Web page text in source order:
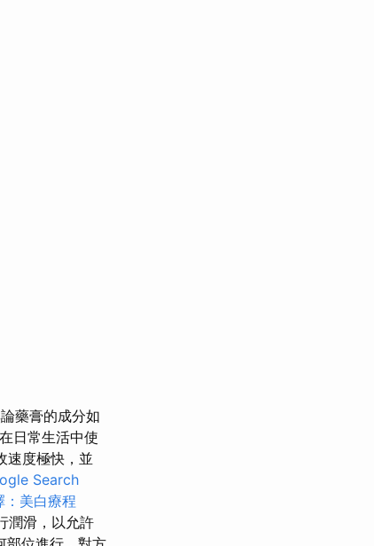
藥膏的成分如
日常生活中使
速度極快，並
Search
：美白療程
潤滑，以允許